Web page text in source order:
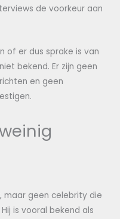
de voorkeur aan
of er dus sprake is van
bekend. Er zijn geen
en geen
maar geen celebrity die
is vooral bekend als